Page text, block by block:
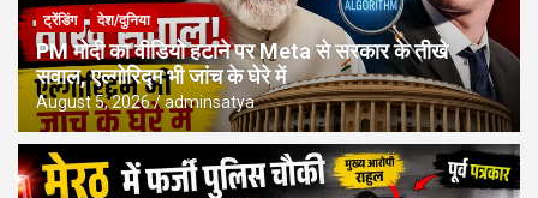
ट्रेंडिंग देश/दुनिया
PM मोदी का वीडियो हटाने पर Meta से सरकार के तीखे
सवाल, एल्गोरिद्म भी जांच के घेरे में
August 5, 2026 adminsatya